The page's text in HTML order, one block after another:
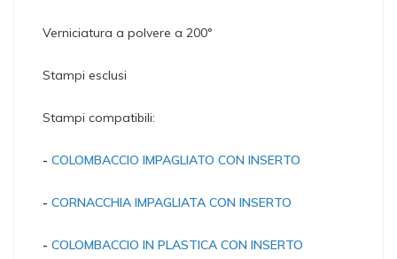
Verniciatura a polvere a 200°
Stampi esclusi
Stampi compatibili:
- COLOMBACCIO IMPAGLIATO CON INSERTO
- CORNACCHIA IMPAGLIATA CON INSERTO
- COLOMBACCIO IN PLASTICA CON INSERTO